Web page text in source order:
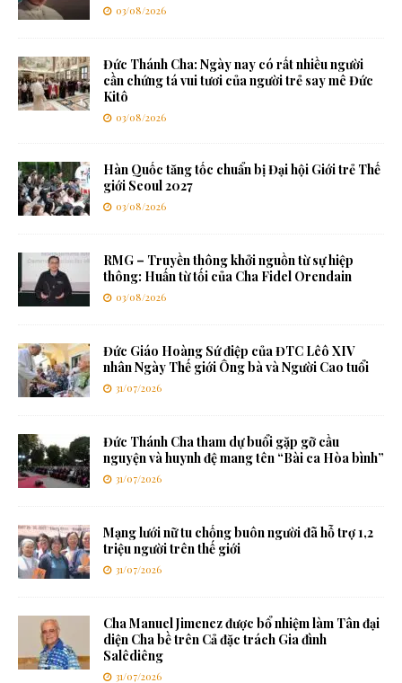
03/08/2026
Đức Thánh Cha: Ngày nay có rất nhiều người
cần chứng tá vui tươi của người trẻ say mê Đức
Kitô
03/08/2026
Hàn Quốc tăng tốc chuẩn bị Đại hội Giới trẻ Thế
giới Seoul 2027
03/08/2026
RMG – Truyền thông khởi nguồn từ sự hiệp
thông: Huấn từ tối của Cha Fidel Orendain
03/08/2026
Đức Giáo Hoàng Sứ điệp của ĐTC Lêô XIV
nhân Ngày Thế giới Ông bà và Người Cao tuổi
31/07/2026
Đức Thánh Cha tham dự buổi gặp gỡ cầu
nguyện và huynh đệ mang tên “Bài ca Hòa bình”
31/07/2026
Mạng lưới nữ tu chống buôn người đã hỗ trợ 1,2
triệu người trên thế giới
31/07/2026
Cha Manuel Jimenez được bổ nhiệm làm Tân đại
diện Cha bề trên Cả đặc trách Gia đình
Salêdiêng
31/07/2026